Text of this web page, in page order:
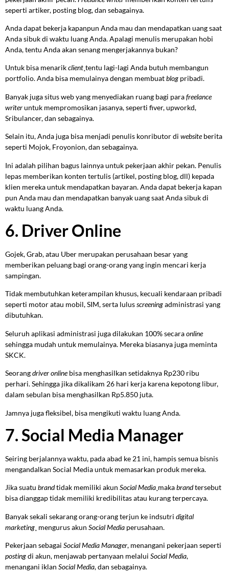
seperti artiker, posting blog, dan sebagainya.
Anda dapat bekerja kapanpun Anda mau dan mendapatkan uang saat
Anda sibuk di waktu luang Anda. Apalagi menulis merupakan hobi
Anda, tentu Anda akan senang mengerjakannya bukan?
Untuk bisa menarikclient¸tentu lagi-lagi Anda butuh membangun
portfolio. Anda bisa memulainya dengan membuatblog pribadi.
Banyak juga situs web yang menyediakan ruang bagi parafreelance
writeruntuk mempromosikan jasanya, seperti fiver, upworkd,
Sribulancer, dan sebagainya.
Selain itu, Anda juga bisa menjadi penulis konributor di websiteberita
seperti Mojok, Froyonion, dan sebagainya.
Ini adalah pilihan bagus lainnya untuk pekerjaan akhir pekan. Penulis
lepas memberikan konten tertulis (artikel, posting blog, dll) kepada
klien mereka untuk mendapatkan bayaran. Anda dapat bekerja kapan
pun Anda mau dan mendapatkan banyak uang saat Anda sibuk di
waktu luang Anda.
6. Driver Online
Gojek, Grab, atau Uber merupakan perusahaan besar yang
memberikan peluang bagi orang-orang yang ingin mencari kerja
sampingan.
Tidak membutuhkan keterampilan khusus, kecuali kendaraan pribadi
seperti motor atau mobil, SIM, serta lulusscreeningadministrasi yang
dibutuhkan.
Seluruh aplikasi administrasi juga dilakukan 100% secaraonline
sehingga mudah untuk memulainya. Mereka biasanya juga meminta
SKCK.
Seorangdriveronlinebisa menghasilkan setidaknya Rp230 ribu
perhari. Sehingga jika dikalikam 26 hari kerja karena kepotong libur,
dalam sebulan bisa menghasilkan Rp5.850 juta.
Jamnya juga fleksibel, bisa mengikuti waktu luang Anda.
7. Social Media Manager
Seiring berjalannya waktu, pada abad ke 21 ini, hampis semua bisnis
mengandalkan Social Media untuk memasarkan produk mereka.
Jika suatu brandtidak memiliki akun Social Media ¸makabrandtersebut
bisa dianggap tidak memiliki kredibilitas atau kurang terpercaya.
Banyak sekali sekarang orang-orang terjun ke indsutri digital
marketing ¸ mengurus akun Social Media perusahaan.
Pekerjaan sebagai Social Media Manager, menangani pekerjaan seperti
postingdi akun, menjawab pertanyaan melalui Social Media,
menangani iklan Social Media, dan sebagainya.